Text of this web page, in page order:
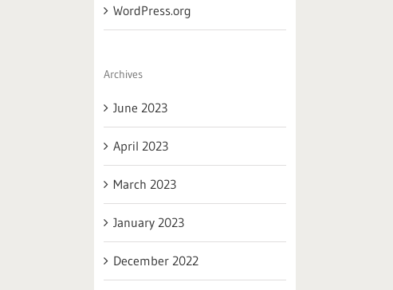
WordPress.org
Archives
June 2023
April 2023
March 2023
January 2023
December 2022